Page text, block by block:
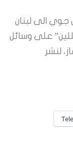
الى لبنان
على وسائل
لنشر